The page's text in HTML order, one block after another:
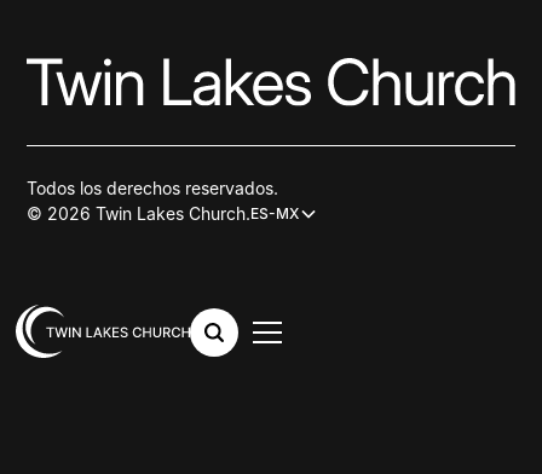
© 2026 Twin Lakes Church.ES-MX
Todos los derechos reservados.